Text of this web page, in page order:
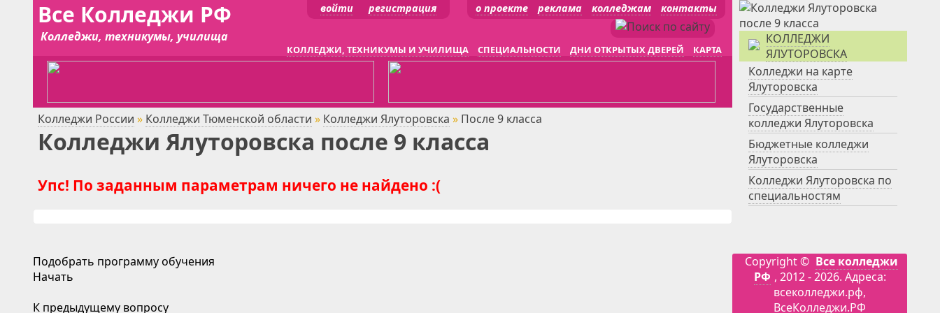
Все Колледжи РФ
Колледжи, техникумы, училища
о проекте реклама колледжам контакты
войти регистрация
КОЛЛЕДЖИ, ТЕХНИКУМЫ И УЧИЛИЩА СПЕЦИАЛЬНОСТИ ДНИ ОТКРЫТЫХ ДВЕРЕЙ КАРТА
Колледжи России » Колледжи Тюменской области » Колледжи Ялуторовска » После 9 класса
Колледжи Ялуторовска после 9 класса
Упс! По заданным параметрам ничего не найдено :(
КОЛЛЕДЖИ
ЯЛУТОРОВСКА
Колледжи на карте
Ялуторовска
Государственные
колледжи Ялуторовска
Бюджетные колледжи
Ялуторовска
Колледжи Ялуторовска по
специальностям
Подобрать программу обучения
Начать
К предыдущему вопросу
Copyright © Все колледжи
РФ , 2012 - 2026. Адреса:
всеколледжи.рф,
ВсеКолледжи.РФ